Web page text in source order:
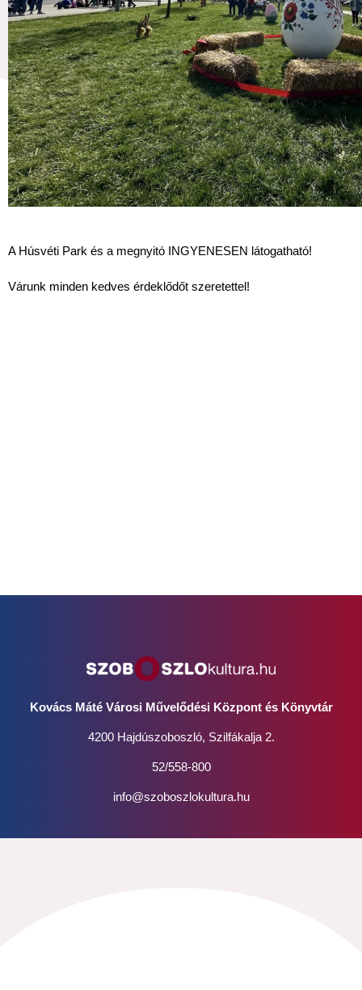
A Húsvéti Park és a megnyitó INGYENESEN látogatható!
Várunk minden kedves érdeklődőt szeretettel!
Kovács Máté Városi Művelődési Központ és Könyvtár
4200 Hajdúszoboszló, Szilfákalja 2.
52/558-800
info@szoboszlokultura.hu